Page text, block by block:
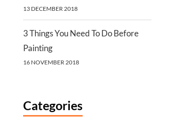
13 DECEMBER 2018
3 Things You Need To Do Before
Painting
16 NOVEMBER 2018
Categories